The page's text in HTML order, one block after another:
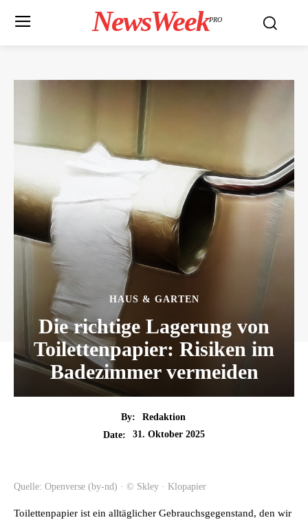
NewsWeekPRO
HAUS & GARTEN
Die richtige Lagerung von
Toilettenpapier: Risiken im
Badezimmer vermeiden
By:
Redaktion
Date:
31. Oktober 2025
Quelle: Openverse (by-nd) · © Skley · Klopapier
Toilettenpapier ist ein alltäglicher Gebrauchsgegenstand, den wir